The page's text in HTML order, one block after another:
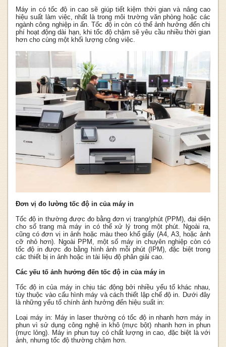
Máy in có tốc độ in cao sẽ giúp tiết kiệm thời gian và nâng cao
hiệu suất làm việc, nhất là trong môi trường văn phòng hoặc các
ngành công nghiệp in ấn. Tốc độ in còn có thể ảnh hưởng đến chi
phí hoạt động dài hạn, khi tốc độ chậm sẽ yêu cầu nhiều thời gian
hơn cho cùng một khối lượng công việc.
Đơn vị đo lường tốc độ in của máy in
Tốc độ in thường được đo bằng đơn vị trang/phút (PPM), đại diện
cho số trang mà máy in có thể xử lý trong một phút. Ngoài ra,
cũng có đơn vị in ảnh hoặc màu theo khổ giấy (A4, A3, hoặc ảnh
cỡ nhỏ hơn). Ngoài PPM, một số máy in chuyên nghiệp còn có
tốc độ in được đo bằng hình ảnh mỗi phút (IPM), đặc biệt trong
các thiết bị in ảnh hoặc in tài liệu độ phân giải cao.
Các yếu tố ảnh hưởng đến tốc độ in của máy in
Tốc độ in của máy in chịu tác động bởi nhiều yếu tố khác nhau,
tùy thuộc vào cấu hình máy và cách thiết lập chế độ in. Dưới đây
là những yếu tố chính ảnh hưởng đến hiệu suất in:
Loại máy in: Máy in laser thường có tốc độ in nhanh hơn máy in
phun vì sử dụng công nghệ in khô (mực bột) nhanh hơn in phun
(mực lỏng). Máy in phun tuy có chất lượng in cao, đặc biệt là với
ảnh, nhưng tốc độ thường chậm hơn.